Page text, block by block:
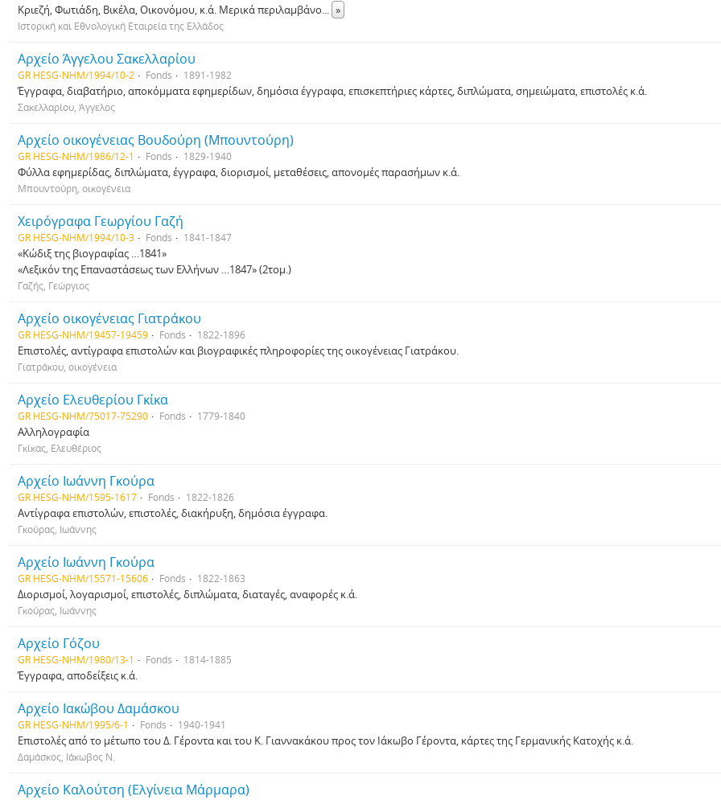
Κριεζή, Φωτιάδη, Βικέλα, Οικονόμου, κ.ά. Μερικά περιλαμβάνο... »
Ιστορική και Εθνολογική Εταιρεία της Ελλάδος
Αρχείο Άγγελου Σακελλαρίου
GR HESG-NHM/1994/10-2 Fonds 1891-1982
Έγγραφα, διαβατήριο, αποκόμματα εφημερίδων, δημόσια έγγραφα, επισκεπτήριες κάρτες, διπλώματα, σημειώματα, επιστολές κ.ά.
Σακελλαρίου, Άγγελος
Αρχείο οικογένειας Βουδούρη (Μπουντούρη)
GR HESG-NHM/1986/12-1 Fonds 1829-1940
Φύλλα εφημερίδας, διπλώματα, έγγραφα, διορισμοί, μεταθέσεις, απονομές παρασήμων κ.ά.
Μπουντούρη, οικογένεια
Χειρόγραφα Γεωργίου Γαζή
GR HESG-NHM/1994/10-3 Fonds 1841-1847
«Κώδιξ της βιογραφίας …1841»
«Λεξικόν της Επαναστάσεως των Ελλήνων …1847» (2τομ.)
Γαζής, Γεώργιος
Αρχείο οικογένειας Γιατράκου
GR HESG-NHM/19457-19459 Fonds 1822-1896
Επιστολές, αντίγραφα επιστολών και βιογραφικές πληροφορίες της οικογένειας Γιατράκου.
Γιατράκου, οικογένεια
Αρχείο Ελευθερίου Γκίκα
GR HESG-NHM/75017-75290 Fonds 1779-1840
Αλληλογραφία
Γκίκας, Ελευθέριος
Αρχείο Ιωάννη Γκούρα
GR HESG-NHM/1595-1617 Fonds 1822-1826
Αντίγραφα επιστολών, επιστολές, διακήρυξη, δημόσια έγγραφα.
Γκούρας, Ιωάννης
Αρχείο Ιωάννη Γκούρα
GR HESG-NHM/15571-15606 Fonds 1822-1863
Διορισμοί, λογαρισμοί, επιστολές, διπλώματα, διαταγές, αναφορές κ.ά.
Γκούρας, Ιωάννης
Αρχείο Γόζου
GR HESG-NHM/1980/13-1 Fonds 1814-1885
Έγγραφα, αποδείξεις κ.ά.
Αρχείο Ιακώβου Δαμάσκου
GR HESG-NHM/1995/6-1 Fonds 1940-1941
Επιστολές από το μέτωπο του Δ. Γέροντα και του Κ. Γιαννακάκου προς τον Ιάκωβο Γέροντα, κάρτες της Γερμανικής Κατοχής κ.ά.
Δαμάσκος, Ιάκωβος Ν.
Αρχείο Καλούτση (Ελγίνεια Μάρμαρα)